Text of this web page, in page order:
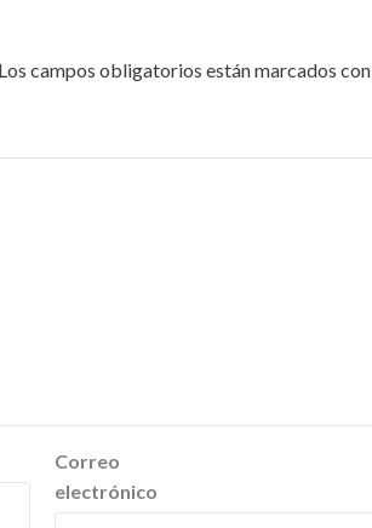
Los campos obligatorios están marcados con
Correo
electrónico